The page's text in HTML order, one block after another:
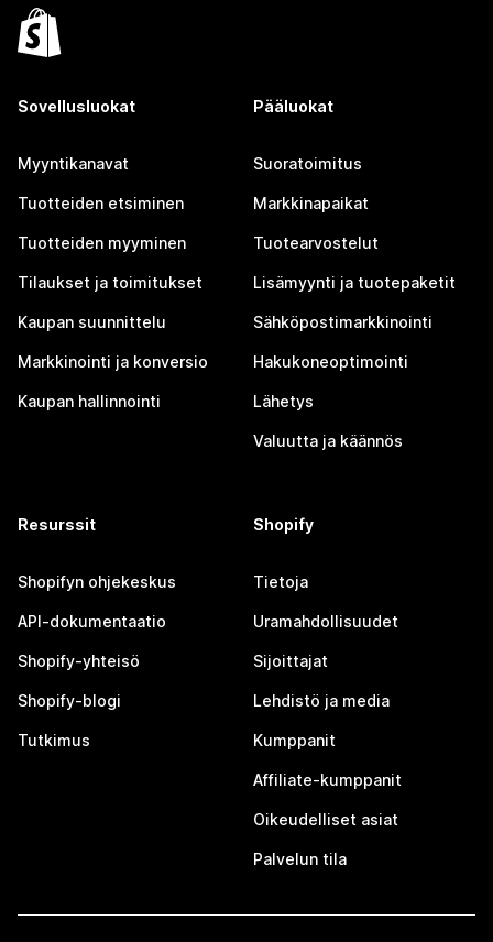
Sovellusluokat
Myyntikanavat
Tuotteiden etsiminen
Tuotteiden myyminen
Tilaukset ja toimitukset
Kaupan suunnittelu
Markkinointi ja konversio
Kaupan hallinnointi
Pääluokat
Suoratoimitus
Markkinapaikat
Tuotearvostelut
Lisämyynti ja tuotepaketit
Sähköpostimarkkinointi
Hakukoneoptimointi
Lähetys
Valuutta ja käännös
Resurssit
Shopifyn ohjekeskus
API-dokumentaatio
Shopify-yhteisö
Shopify-blogi
Tutkimus
Shopify
Tietoja
Uramahdollisuudet
Sijoittajat
Lehdistö ja media
Kumppanit
Affiliate-kumppanit
Oikeudelliset asiat
Palvelun tila